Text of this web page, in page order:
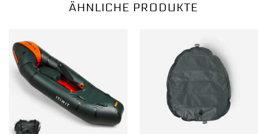
ÄHNLICHE PRODUKTE